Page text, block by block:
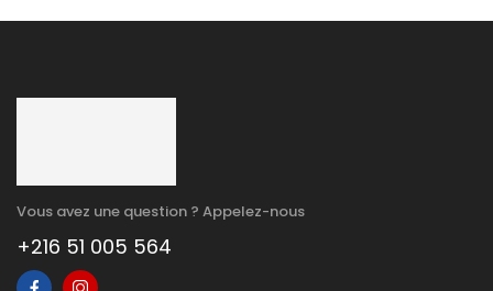
Vous avez une question ? Appelez-nous
+216 51 005 564